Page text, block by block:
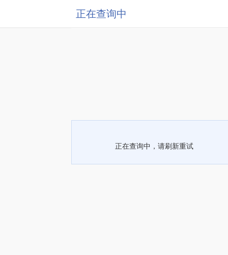
正在查询中
正在查询中，请刷新重试